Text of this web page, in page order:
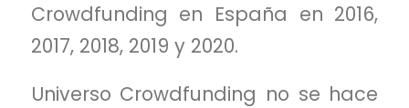
Crowdfunding en España en 2016,
2017, 2018, 2019 y 2020.
Universo Crowdfunding no se hace